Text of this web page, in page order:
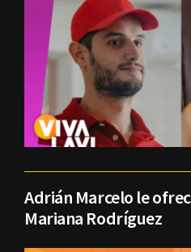
Adrián Marcelo le
Mariana Rodríguez